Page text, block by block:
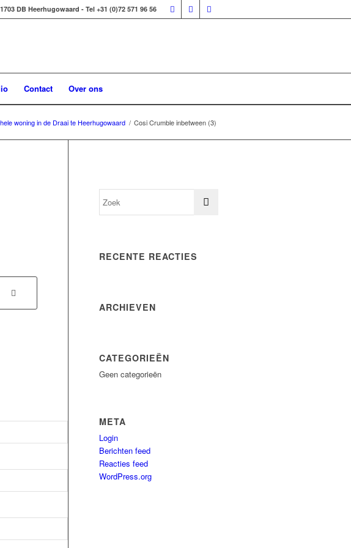
DB Heerhugowaard - Tel +31 (0)72 571 96 56
Contact Over ons
woning in de Draai te Heerhugowaard / Cosi Crumble inbetween (3)
RECENTE REACTIES
ARCHIEVEN
CATEGORIEËN
Geen categorieën
META
Login
Berichten feed
Reacties feed
WordPress.org